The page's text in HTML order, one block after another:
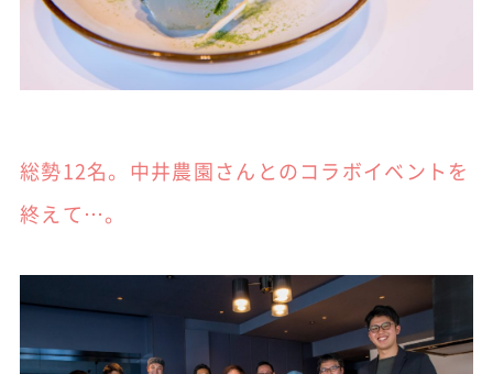
総勢12名。中井農園さんとのコラボイベントを
終えて…。